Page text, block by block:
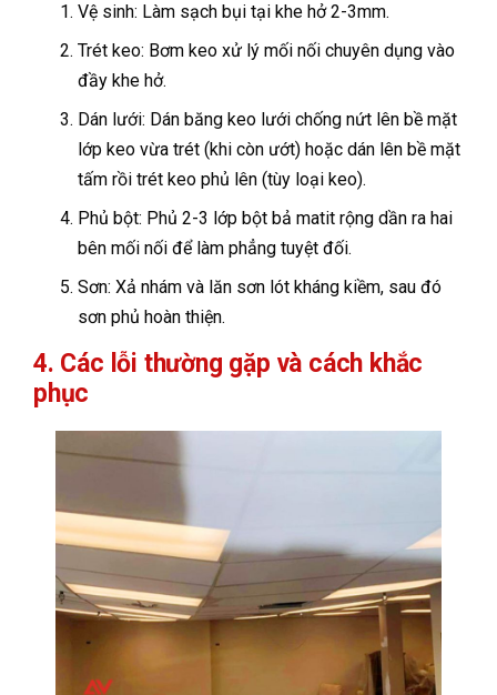
Vệ sinh: Làm sạch bụi tại khe hở 2-3mm.
Trét keo: Bơm keo xử lý mối nối chuyên dụng vào
đầy khe hở.
Dán lưới: Dán băng keo lưới chống nứt lên bề mặt
lớp keo vừa trét (khi còn ướt) hoặc dán lên bề mặt
tấm rồi trét keo phủ lên (tùy loại keo).
Phủ bột: Phủ 2-3 lớp bột bả matit rộng dần ra hai
bên mối nối để làm phẳng tuyệt đối.
Sơn: Xả nhám và lăn sơn lót kháng kiềm, sau đó
sơn phủ hoàn thiện.
4. Các lỗi thường gặp và cách khắc
phục